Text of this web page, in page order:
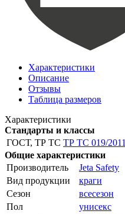
Характеристики
Описание
Отзывы
Таблица размеров
Характеристики
Стандарты и классы
ГОСТ, ТР ТС ТР ТС 019/2011
Общие характеристики
Производитель
Jeta Safety
Вид продукции
краги
Сезон
всесезон
Пол
унисекс